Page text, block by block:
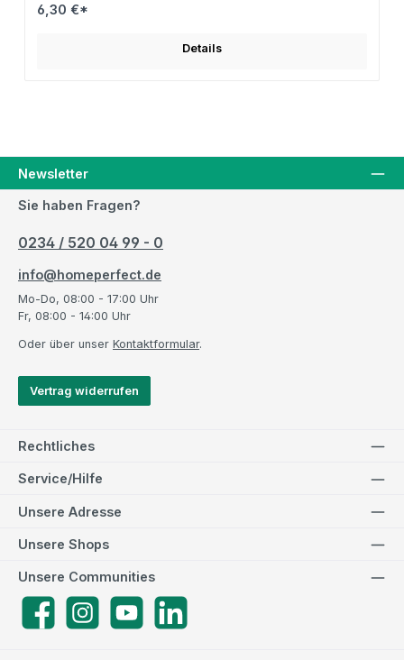
6,30 €*
Details
Newsletter
Sie haben Fragen?
0234 / 520 04 99 - 0
info@homeperfect.de
Mo-Do, 08:00 - 17:00 Uhr
Fr, 08:00 - 14:00 Uhr
Oder über unser Kontaktformular.
Vertrag widerrufen
Rechtliches
Service/Hilfe
Unsere Adresse
Unsere Communities
FacebookInstagramYouTube
Unsere Shops